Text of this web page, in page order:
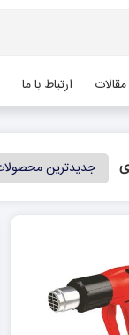
مقالات ارتباط با ما